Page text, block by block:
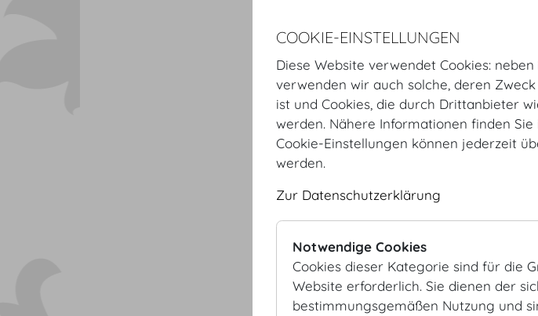
MOTTO
MOTTO
COOKIE-EINSTELLUNGEN
Diese Website verwendet Cookies:
verwenden wir auch solche, deren
ist und Cookies, die durch Drittanbieter
werden. Nähere Informationen finden
Cookie-Einstellungen können jederzeit
werden.
Zur Datenschutzerklärung
Notwendige Cookies
Cookies dieser Kategorie sind für die
Website erforderlich. Sie dienen der
bestimmungsgemäßen Nutzung und